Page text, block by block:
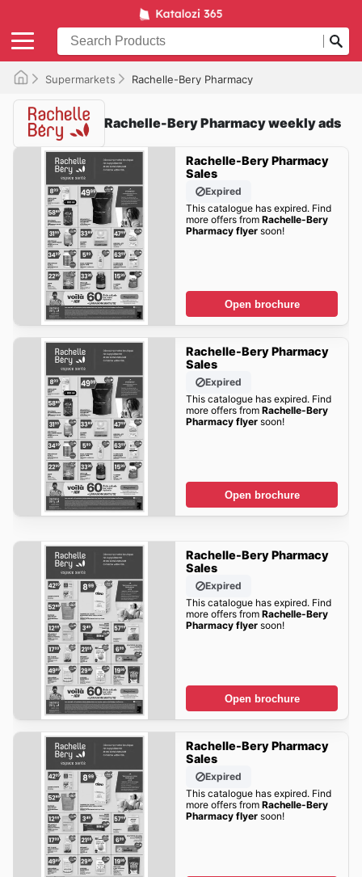
Supermarkets Rachelle-Bery Pharmacy
Rachelle-Bery Pharmacy weekly ads
Rachelle-Bery Pharmacy
Sales
Expired
This catalogue has expired. Find
more offers from Rachelle-Bery
Pharmacy flyersoon!
Open brochure
Rachelle-Bery Pharmacy
Sales
Expired
This catalogue has expired. Find
more offers from Rachelle-Bery
Pharmacy flyersoon!
Open brochure
Rachelle-Bery Pharmacy
Sales
Expired
This catalogue has expired. Find
more offers from Rachelle-Bery
Pharmacy flyersoon!
Open brochure
Rachelle-Bery Pharmacy
Sales
Expired
This catalogue has expired. Find
more offers from Rachelle-Bery
Pharmacy flyersoon!